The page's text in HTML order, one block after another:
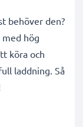
behöver den?
med hög
köra och
laddning. Så